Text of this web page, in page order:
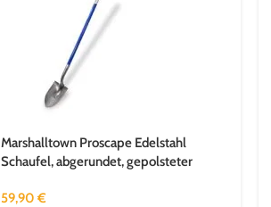
Marshalltown Proscape Edelstahl
Schaufel, abgerundet, gepolsteter
59,90€